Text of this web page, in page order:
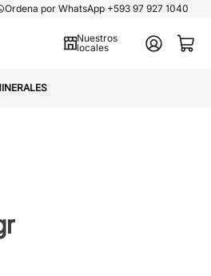
Ordena por WhatsApp +593 97 927 1040
Nuestros
locales